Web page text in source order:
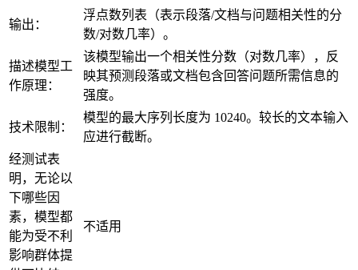
输出：
浮点数列表（表示段落/文档与问题相关性的分
数/对数几率）。
描述模型工
作原理：
该模型输出一个相关性分数（对数几率），反
映其预测段落或文档包含回答问题所需信息的
强度。
技术限制：
模型的最大序列长度为 10240。较长的文本输入
应进行截断。
经测试表
明，无论以
下哪些因
素，模型都
能为受不利
影响群体提
不适用